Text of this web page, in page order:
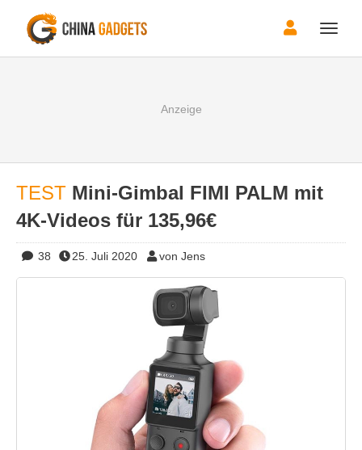
Toggle
TEST Mini-Gimbal FIMI PALM mit
4K-Videos für 135,96€
38 25. Juli 2020 von Jens